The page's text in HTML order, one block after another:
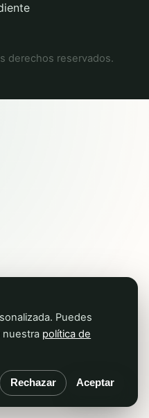
derechos reservados.
Puedes
nuestra política de
Rechazar Aceptar